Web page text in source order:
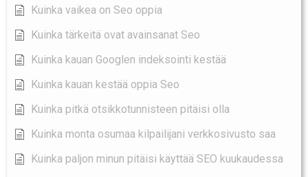
Kuinka vaikea on Seo oppia
Kuinka tärkeitä ovat avainsanat Seo
Kuinka kauan Googlen indeksointi kestää
Kuinka kauan kestää oppia Seo
Kuinka pitkä otsikkotunnisteen pitäisi olla
Kuinka monta osumaa kilpailijani verkkosivusto saa
Kuinka paljon minun pitäisi käyttää SEO kuukaudessa